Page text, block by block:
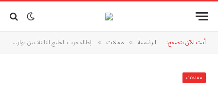
أنت الآن تتصفح: الرئيسية » مقالات » إطالة حرب الخليج الثالثة: بين توازن المصالح وإدارة الصراع!ادهم ابراهيم
مقالات